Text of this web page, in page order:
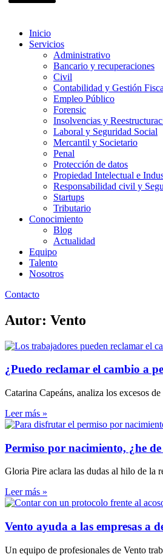
Inicio
Servicios
Administrativo
Bancario y recuperaciones
Civil
Contabilidad y Gestión
Empleo Público
Forensic
Insolvencias y
Laboral y Seguridad Social
Mercantil y Societario
Penal
Protección de datos
Propiedad Intelectual e
Responsabilidad civil y
Startups
Tributario
Conocimiento
Blog
Actualidad
Equipo
Talento
Nosotros
Contacto
Autor: Vento
¿Puedo reclamar el cambio a
Catarina Capeáns, analiza los excesos
Leer más »
Permiso por nacimiento, ¿he
Gloria Pire aclara las dudas al hilo de la
Leer más »
Vento ayuda a las empresas a
Un equipo de profesionales de Vento